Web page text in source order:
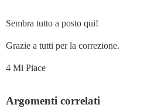
Sembra tutto a posto qui!
Grazie a tutti per la correzione.
4 Mi Piace
Argomenti correlati